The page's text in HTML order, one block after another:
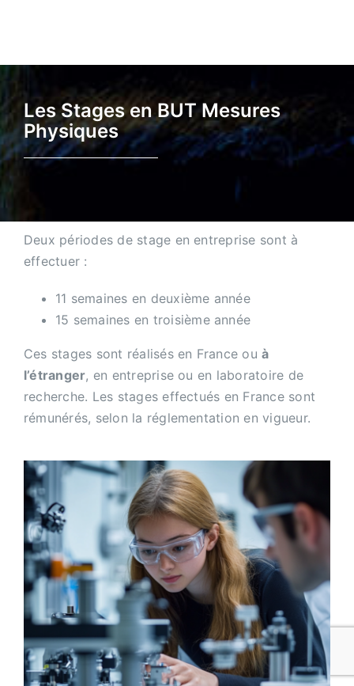
Les Stages en BUT Mesures
Physiques
Deux périodes de stage en entreprise sont à
effectuer :
11 semaines en deuxième année
15 semaines en troisième année
Ces stages sont réalisés en France ouà
l’étranger, en entreprise ou en laboratoire de
recherche. Les stages effectués en France sont
rémunérés, selon la réglementation en vigueur.